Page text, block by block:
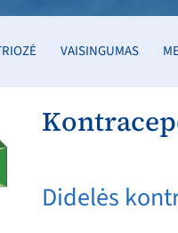
VAISINGUMAS
Didelės